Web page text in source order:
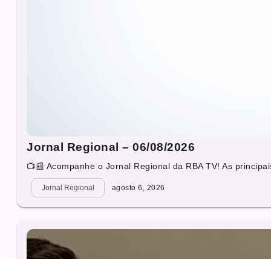
Jornal Regional – 06/08/2026
📺📰 Acompanhe o Jornal Regional da RBA TV! As
Jornal Regional agosto 6, 2026